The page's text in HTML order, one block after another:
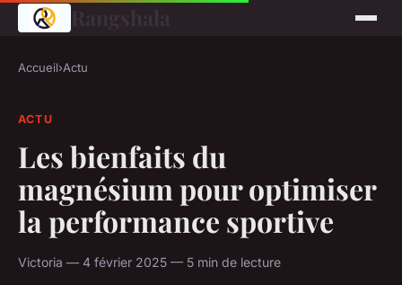
Accueil›Actu
ACTU
Les bienfaits du
magnésium pour optimiser
la performance sportive
Victoria — 4 février 2025 — 5 min de lecture